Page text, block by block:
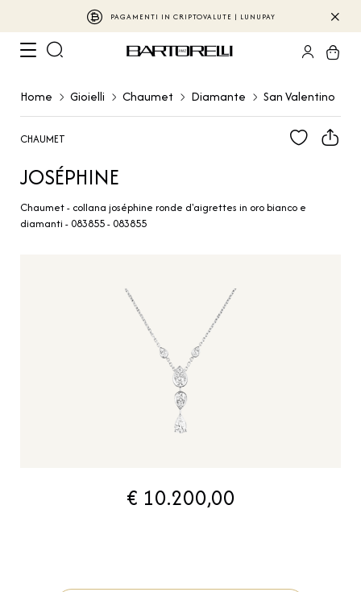
PAGAMENTI IN CRIPTOVALUTE | LUNUPAY
Home Gioielli Chaumet Diamante San Valentino
CHAUMET
JOSÉPHINE
Chaumet - collana joséphine ronde d'aigrettes in oro bianco e
diamanti - 083855 - 083855
€ 10.200,00